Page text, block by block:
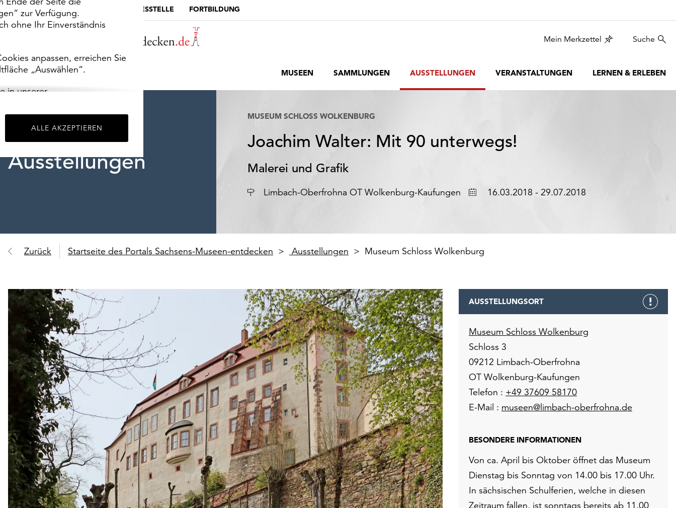
zur Verfügung.
ohne Ihr Einverständnis
anpassen, erreichen Sie
„Auswählen“.
in unserer
ALLE AKZEPTIEREN
MUSEUMSPORTAL DIE LANDESSTELLE FORTBILDUNG
Mein Merkzettel Suche
MUSEEN SAMMLUNGEN AUSSTELLUNGEN VERANSTALTUNGEN LERNEN & ERLEBEN
Ausstellungen
MUSEUM SCHLOSS WOLKENBURG
Joachim Walter: Mit 90 unterwegs!
Malerei und Grafik
Ort Limbach-Oberfrohna OT Wolkenburg-Kaufungen Datum16.03.2018 - 29.07.2018
Zurück Startseite des Portals Sachsens-Museen-entdecken Ausstellungen Museum Schloss Wolkenburg
AUSSTELLUNGSORT
Museum Schloss Wolkenburg
Schloss 3
09212 Limbach-Oberfrohna
OT Wolkenburg-Kaufungen
Telefon : +49 37609 58170
E-Mail : museen@limbach-oberfrohna.de
BESONDERE INFORMATIONEN
Von ca. April bis Oktober öffnet das Museum
Dienstag bis Sonntag von 14.00 bis 17.00 Uhr.
In sächsischen Schulferien, welche in diesen
Zeitraum fallen, ist sonntags bereits ab 11.00